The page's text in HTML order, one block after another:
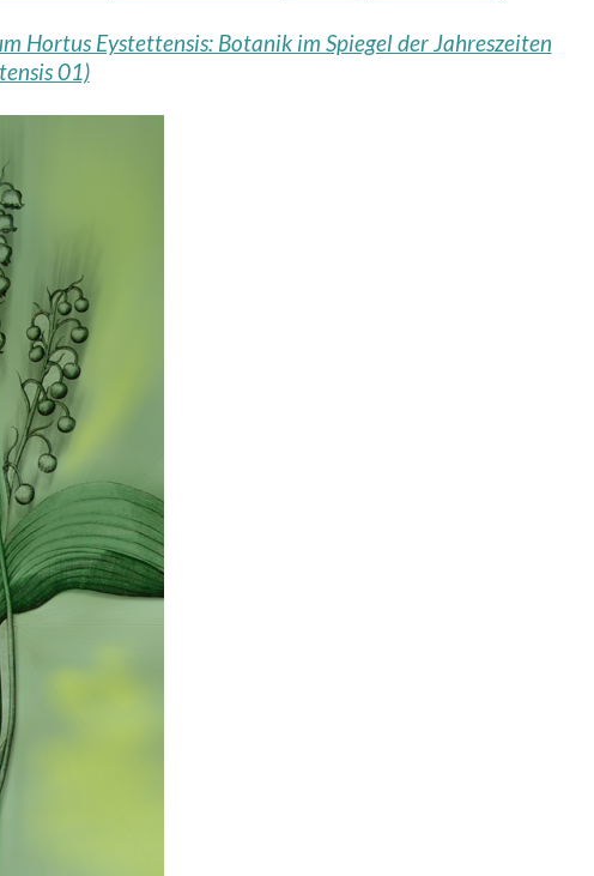
Hortus Eystettensis: Botanik im Spiegel der Jahreszeiten
01)